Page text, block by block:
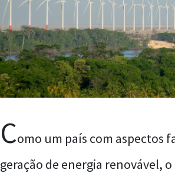
Como um país com aspectos
geração de energia renovável, o